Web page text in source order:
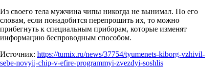
Из своего тела мужчина чипы никогда не вынимал. По его
словам, если понадобится перепрошить их, то можно
прибегнуть к специальным приборам, которые изменят
информацию беспроводным способом.
Источник: https://tumix.ru/news/37754/tyumenets-kiborg-vzhivil-
sebe-novyij-chip-v-efire-programmyi-zvezdyi-soshlis